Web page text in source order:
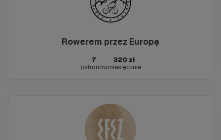
Rowerem przez Europę
7
patronów
320 zł
miesięcznie